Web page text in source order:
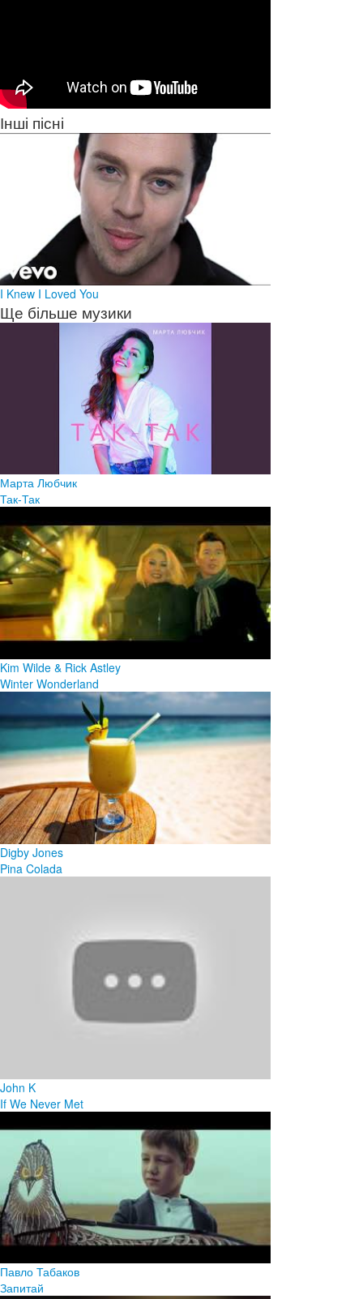
Інші пісні
I Knew I Loved You
Ще більше музики
Марта Любчик
Так-Так
Kim Wilde & Rick Astley
Winter Wonderland
Digby Jones
Pina Colada
John K
If We Never Met
Павло Табаков
Запитай